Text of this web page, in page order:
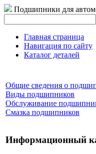
Подшипники для
Главная страница
Навигация по сайту
Каталог деталей
Общие сведения о
Виды подшипников
Обслуживание
Смазка подшипников
Информационный